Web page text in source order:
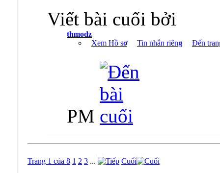
Viết bài cuối bởi
thmodz
Xem Hồ sơ
Tin nhắn riêng Đến
PM
Trang 1 của 8 1 2 3 ... Cuối